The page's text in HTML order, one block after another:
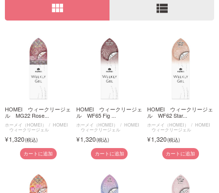
view_module view_list
HOMEI ウィークリージェ
ル MG22 Rose...
ホーメイ（HOMEI） HOMEI
ウィークリージェル
1,320
カートに追加
HOMEI ウィークリージェ
ル WF65 Fig ...
ホーメイ（HOMEI） HOMEI
ウィークリージェル
1,320
カートに追加
HOMEI ウィークリージェ
ル WF62 Star...
ホーメイ（HOMEI） HOMEI
ウィークリージェル
1,320
カートに追加